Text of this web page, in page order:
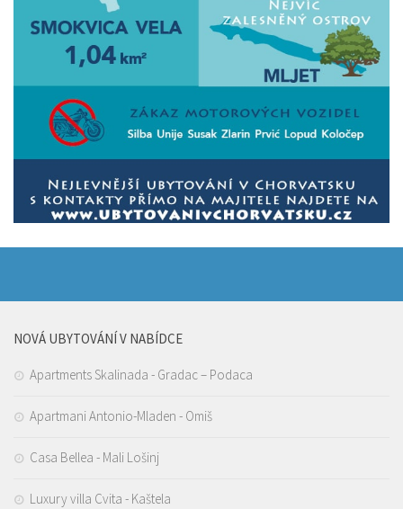
NOVÁ UBYTOVÁNÍ V NABÍDCE
Apartments Skalinada - Gradac – Podaca
Apartmani Antonio-Mladen - Omiš
Casa Bellea - Mali Lošinj
Luxury villa Cvita - Kaštela